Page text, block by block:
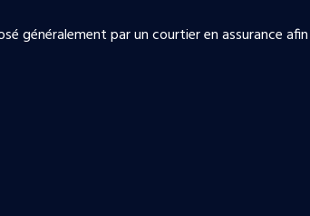
généralement par un courtier en assurance